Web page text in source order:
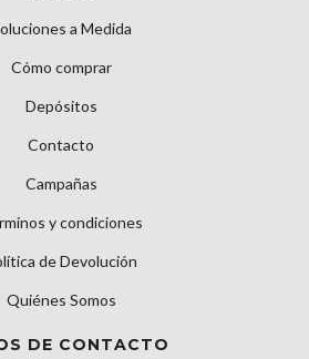
a Medida
Cómo comprar
Depósitos
Contacto
Campañas
y condiciones
de Devolución
Quiénes Somos
DE CONTACTO